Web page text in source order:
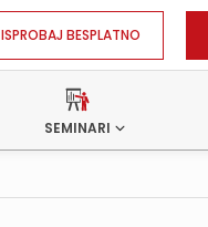
ISPROBAJ BESPLATNO
SEMINARI